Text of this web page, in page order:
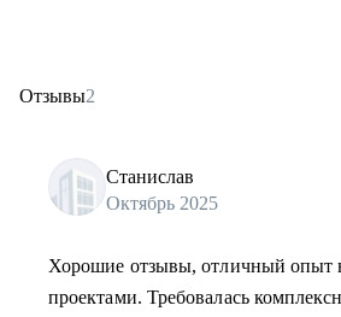
Отзывы2
Станислав
Октябрь 2025
Хорошие отзывы, отличный опыт
проектами. Требовалась